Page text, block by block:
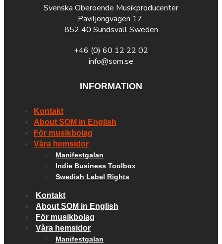
Svenska Oberoende Musikproducenter
Paviljongvägen 17
852 40 Sundsvall Sweden
+46 (0) 60 12 22 02
info@som.se
INFORMATION
Kontakt
About SOM in English
För musikbolag
Våra hemsidor
Manifestgalan
Indie Business Toolbox
Swedish Label Rights
Kontakt
About SOM in English
För musikbolag
Våra hemsidor
Manifestgalan